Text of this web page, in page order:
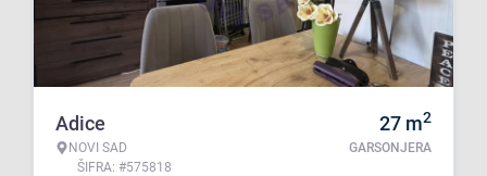
Adice
NOVI SAD
ŠIFRA: #575818
27 m2
GARSONJERA